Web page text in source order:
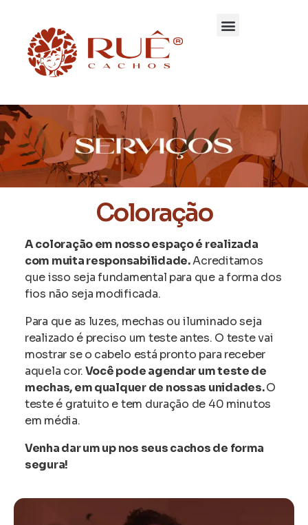
Coloração
A coloração em nosso espaço é realizada
com muita responsabilidade.Acreditamos
que isso seja fundamental para que a forma dos
fios não seja modificada.
Para que as luzes, mechas ou iluminado seja
realizado é preciso um teste antes. O teste vai
mostrar se o cabelo está pronto para receber
aquela cor.Você pode agendar um teste de
mechas, em qualquer de nossas unidades.O
teste é gratuito e tem duração de 40 minutos
em média.
Venha dar um up nos seus cachos de forma
segura!